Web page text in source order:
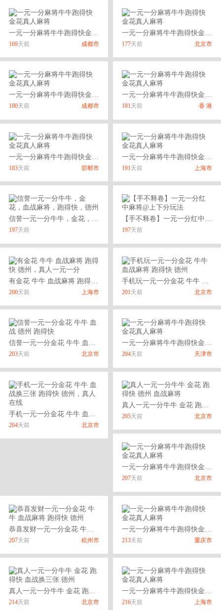
169天前 成都市 177天前 北京市
一元一分麻将牛牛跑得快金花真人麻将
180天前 成都市
一元一分麻将牛牛跑得快金花真人麻将
181天前 香 港
183天前 邯郸市 191 天前 上海市
信誉一元一分牛牛，金花，血战麻将，跑得快，德州
197天前
【手不释卷】一元一分红中麻将@上下分玩法
197天前
200天前 上海市 201天前 北京市
信誉一元一分金花 牛牛 血战 德州 跑得快
203天前 北京市
一元一分麻将牛牛跑得快金花真人麻将
204天前 天津市
204天前 北京市
真人一元一分牛牛 金花 跑得快 德州 血战麻将
205天前 北京市
一元一分麻将牛牛跑得快金花真人麻将
207天前 北京市
207天前 杭州市 213天前 重庆市
真人一元一分牛牛 金花 跑得快 血战换三张 德州
214天前 北京市
一元一分麻将牛牛跑得快金花真人麻将
216天前 上海市